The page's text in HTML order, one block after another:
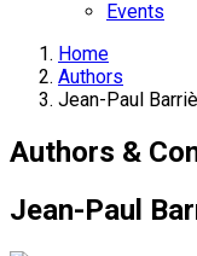
Events
Home
Authors
Jean-Paul
Authors &
Jean-Paul